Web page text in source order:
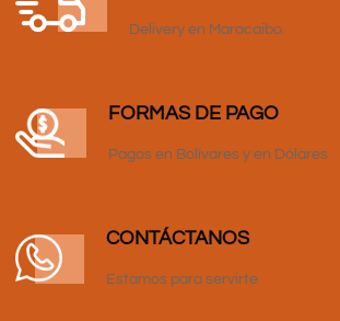
Delivery en Maracaibo.
FORMAS DE PAGO
Pagos en Bolívares y en Dólares
CONTÁCTANOS
Estamos para servirte